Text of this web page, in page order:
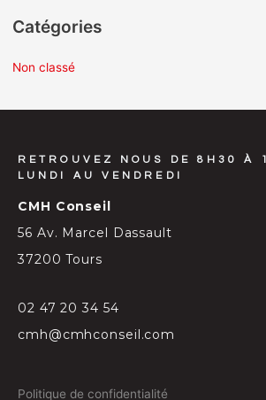
Catégories
Non classé
RETROUVEZ NOUS DE 8H30 À
LUNDI AU VENDREDI
CMH Conseil
56 Av. Marcel Dassault
37200 Tours
02 47 20 34 54
cmh@cmhconseil.com
Politique de confidentialité